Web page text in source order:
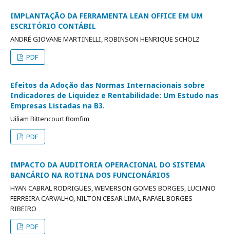
IMPLANTAÇÃO DA FERRAMENTA LEAN OFFICE EM UM
ESCRITÓRIO CONTÁBIL
ANDRÉ GIOVANE MARTINELLI, ROBINSON HENRIQUE SCHOLZ
PDF
Efeitos da Adoção das Normas Internacionais sobre
Indicadores de Liquidez e Rentabilidade: Um Estudo nas
Empresas Listadas na B3.
Uiliam Bittencourt Bomfim
PDF
IMPACTO DA AUDITORIA OPERACIONAL DO SISTEMA
BANCÁRIO NA ROTINA DOS FUNCIONÁRIOS
HYAN CABRAL RODRIGUES, WEMERSON GOMES BORGES, LUCIANO
FERREIRA CARVALHO, NILTON CESAR LIMA, RAFAEL BORGES
RIBEIRO
PDF